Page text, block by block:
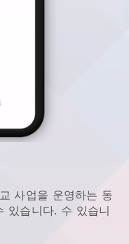
사업을 운영하는 동
있습니다. 수 있습니